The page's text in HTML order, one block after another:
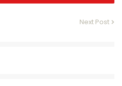
Next Post